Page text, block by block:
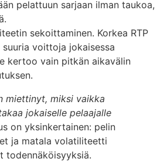
pelattuun sarjaan ilman taukoa,
sekoittaminen. Korkea RTP
suuria voittoja jokaisessa
kertoo vain pitkän aikavälin
miettinyt, miksi vaikka
jokaiselle pelaajalle
on yksinkertainen: pelin
ja matala volatiliteetti
todennäköisyyksiä.